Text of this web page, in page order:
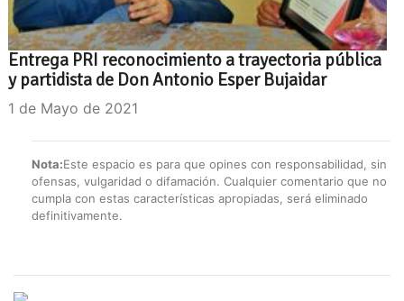
Entrega PRI reconocimiento a trayectoria pública
y partidista de Don Antonio Esper Bujaidar
1 de Mayo de 2021
Nota:Este espacio es para que opines con responsabilidad, sin
ofensas, vulgaridad o difamación. Cualquier comentario que no
cumpla con estas características apropiadas, será eliminado
definitivamente.